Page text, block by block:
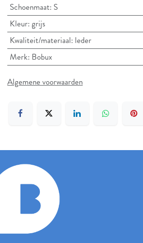
Schoenmaat: S
Kleur: grijs
Kwaliteit/materiaal: leder
Merk: Bobux
Algemene voorwaarden